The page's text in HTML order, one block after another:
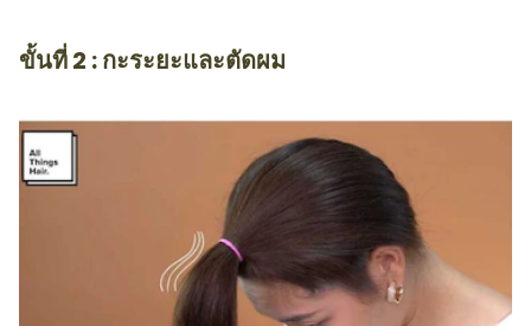
ขั้นที่ 2 : กะระยะและตัดผม